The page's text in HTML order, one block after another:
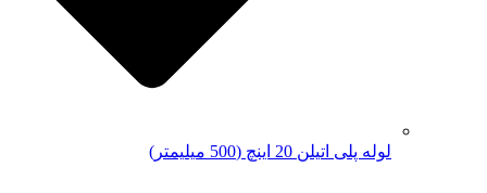
لوله پلی اتیلن 20 اینچ (500 میلیمتر)